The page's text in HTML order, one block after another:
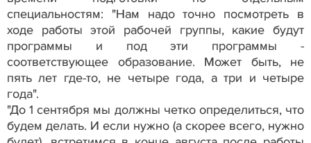
специальностям: "Нам надо точно посмотреть в
ходе работы этой рабочей группы, какие будут
программы и под эти программы -
соответствующее образование. Может быть, не
пять лет где-то, не четыре года, а три и четыре
года".
"До 1 сентября мы должны четко определиться, что
будем делать. И если нужно (а скорее всего, нужно